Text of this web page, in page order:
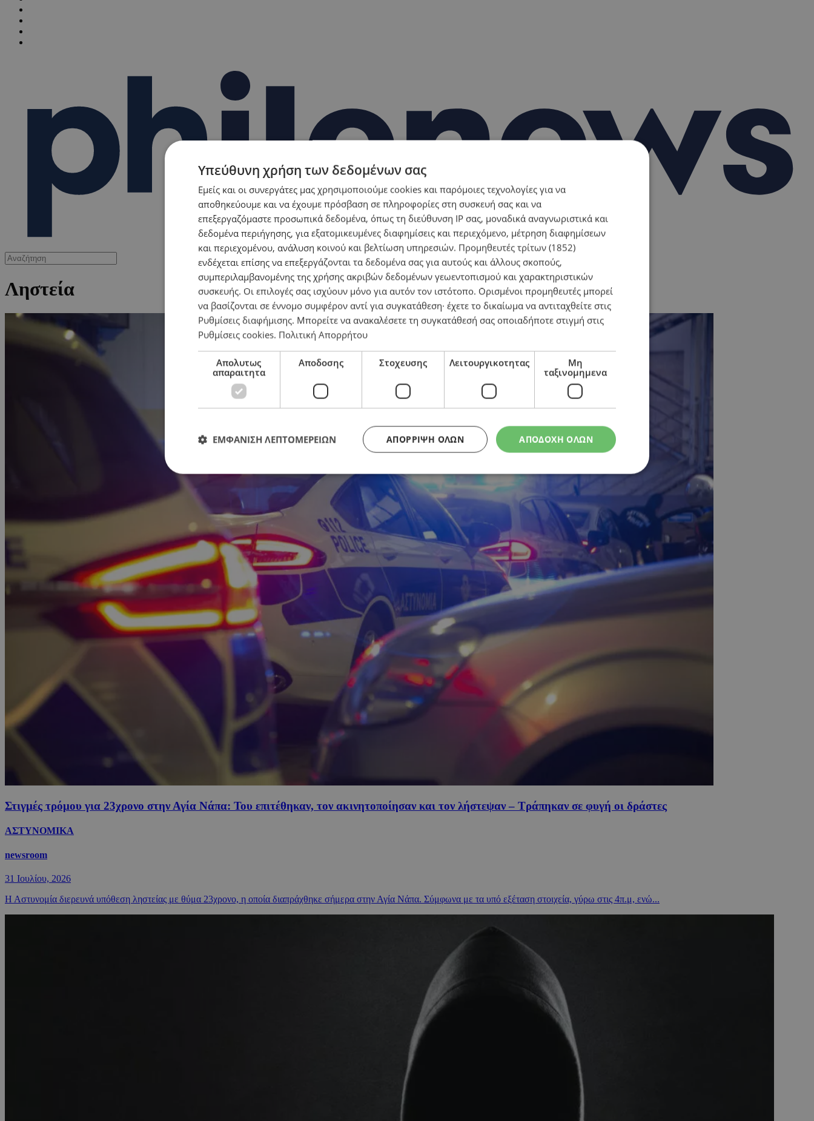
Ληστεία
Στιγμές τρόμου για 23χρονο στην Αγία Νάπα: Του επιτέθηκαν, τον ακινητοποίησαν και τον λήστεψαν – Τράπηκαν σε φυγή οι δράστες
ΑΣΤΥΝΟΜΙΚΑ
newsroom
31 Ιουλίου, 2026
Η Αστυνομία διερευνά υπόθεση ληστείας με θύμα 23χρονο, η οποία διαπράχθηκε σήμερα στην Αγία Νάπα. Σύμφωνα με τα υπό εξέταση στοιχεία, γύρω στις 4π.μ, ενώ...
Υπεύθυνη χρήση των δεδομένων σας
Εμείς και οι συνεργάτες μας χρησιμοποιούμε cookies και παρόμοιες τεχνολογίες για να
αποθηκεύουμε και να έχουμε πρόσβαση σε πληροφορίες στη συσκευή σας και να
επεξεργαζόμαστε προσωπικά δεδομένα, όπως τη διεύθυνση IP σας, μοναδικά αναγνωριστικά και
δεδομένα περιήγησης, για εξατομικευμένες διαφημίσεις και περιεχόμενο, μέτρηση διαφημίσεων
και περιεχομένου, ανάλυση κοινού και βελτίωση υπηρεσιών. Προμηθευτές τρίτων (1852)
ενδέχεται επίσης να επεξεργάζονται τα δεδομένα σας για αυτούς και άλλους σκοπούς,
συμπεριλαμβανομένης της χρήσης ακριβών δεδομένων γεωεντοπισμού και χαρακτηριστικών
συσκευής. Οι επιλογές σας ισχύουν μόνο για αυτόν τον ιστότοπο. Ορισμένοι προμηθευτές μπορεί
να βασίζονται σε έννομο συμφέρον αντί για συγκατάθεση· έχετε το δικαίωμα να αντιταχθείτε στις
Ρυθμίσεις διαφήμισης. Μπορείτε να ανακαλέσετε τη συγκατάθεσή σας οποιαδήποτε στιγμή στις
Ρυθμίσεις cookies. Πολιτική Απορρήτου
Απολυτως
απαραιτητα
Αποδοσης Στοχευσης Λειτουργικοτητας
Μη
ταξινομημενα
ΑΠΟΔΟΧΗ ΟΛΩΝ
ΑΠΌΡΡΙΨΗ ΌΛΩΝ
ΕΜΦΑΝΙΣΗ ΛΕΠΤΟΜΕΡΕΙΩΝ